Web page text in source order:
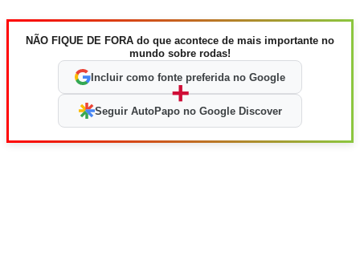
NÃO FIQUE DE FORA do que acontece de mais importante no
mundo sobre rodas!
Incluir como fonte preferida no Google
+
Seguir AutoPapo no Google Discover